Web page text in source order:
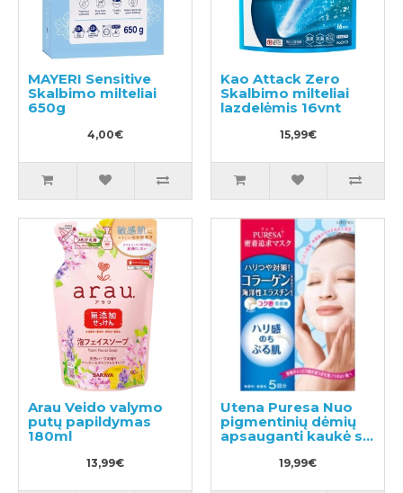
MAYERI Sensitive
Skalbimo milteliai
650g
4,00€
Kao Attack Zero
Skalbimo milteliai
lazdelėmis 16vnt
15,99€
Arau Veido valymo
putų papildymas
180ml
13,99€
Utena Puresa Nuo
pigmentinių dėmių
apsauganti kaukė su
19,99€